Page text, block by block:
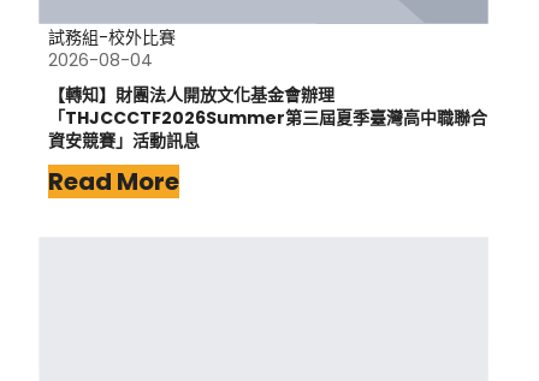
試務組-校外比賽
2026-08-04
【轉知】財團法人開放文化基金會辦理
「THJCCCTF2026Summer第三屆夏季臺灣高中職聯合
資安競賽」活動訊息
Read More